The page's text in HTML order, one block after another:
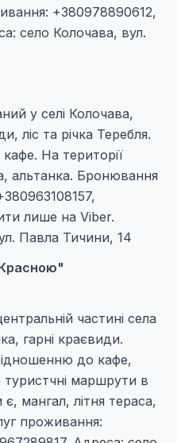
+380978890612,
село Колочава, вул.
у селі Колочава,
ліс та річка Теребля.
На території
альтанка. Бронювання
лише на Viber.
Павла Тичини, 14
частині села
гарні краєвиди.
до кафе,
туристчні маршрути в
мангал, літня тераса,
проживання: